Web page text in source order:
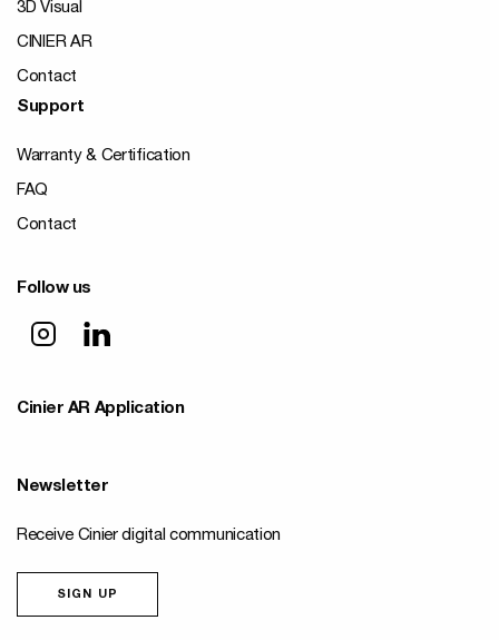
3D Visual
CINIER AR
Contact
Support
Warranty & Certification
FAQ
Contact
Follow us
Cinier AR Application
Newsletter
Receive Cinier digital communication
SIGN UP